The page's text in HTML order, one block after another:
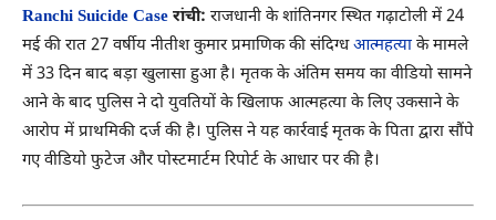
Ranchi Suicide Case रांची: राजधानी के शांतिनगर स्थित गढ़ाटोली में 24
मई की रात 27 वर्षीय नीतीश कुमार प्रमाणिक की संदिग्धआत्महत्याके मामले
में 33 दिन बाद बड़ा खुलासा हुआ है। मृतक के अंतिम समय का वीडियो सामने
आने के बाद पुलिस ने दो युवतियों के खिलाफ आत्महत्या के लिए उकसाने के
आरोप में प्राथमिकी दर्ज की है। पुलिस ने यह कार्रवाई मृतक के पिता द्वारा सौंपे
गए वीडियो फुटेज और पोस्टमार्टम रिपोर्ट के आधार पर की है।